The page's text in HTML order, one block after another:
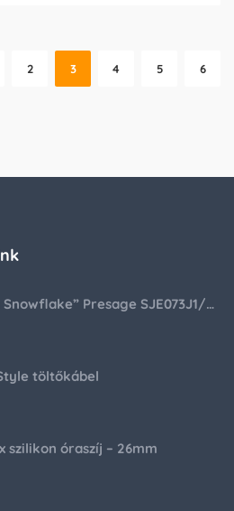
2 3 4 5 6
Seiko “Baby Snowflake” Presage SJE073J1/SARA015 Limited Edition
töltőkábel
szilikon óraszíj – 26mm